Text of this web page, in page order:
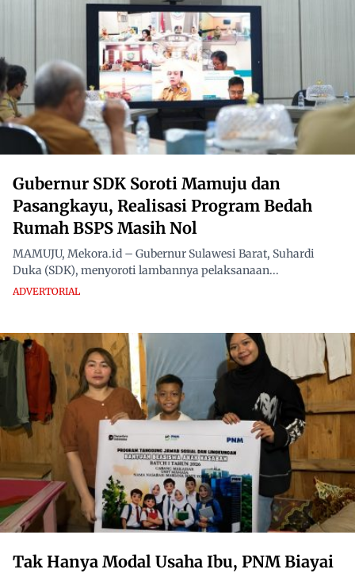
Gubernur SDK Soroti Mamuju dan
Pasangkayu, Realisasi Program Bedah
Rumah BSPS Masih Nol
MAMUJU, Mekora.id – Gubernur Sulawesi Barat, Suhardi
Duka (SDK), menyoroti lambannya pelaksanaan...
ADVERTORIAL
Tak Hanya Modal Usaha Ibu, PNM Biayai